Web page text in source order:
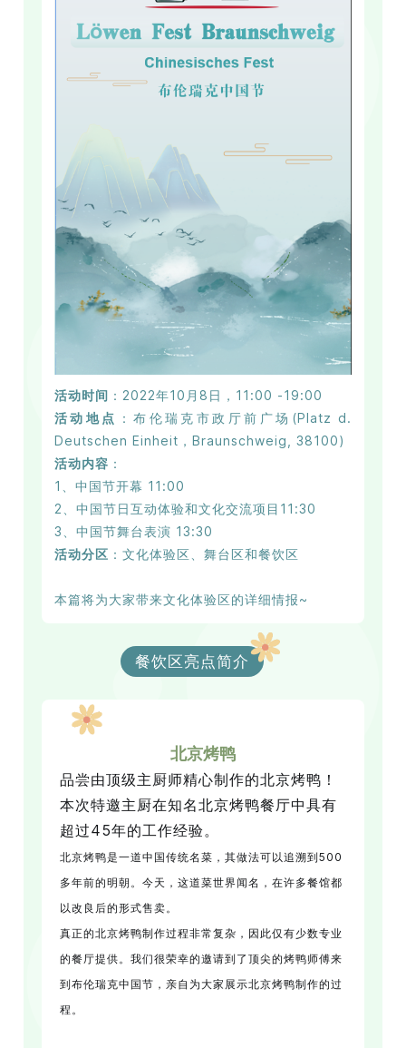
活动时间 ：2022年10月8日，11:00 -19:00
活动地点 ：布伦瑞克市政厅前广场(Platz d.
Deutschen Einheit，Braunschweig, 38100)
活动内容 ：
1、中国节开幕 11:00
2、中国节日互动体验和文化交流项目11:30
3、中国节舞台表演 13:30
活动分区 ：文化体验区、舞台区和餐饮区
本篇将为大家带来文化体验区的详细情报~
餐饮区亮点简介
北京烤鸭
品尝由顶级主厨师精心制作的北京烤鸭！
本次特邀主厨在知名北京烤鸭餐厅中具有
超过45年的工作经验。
北京烤鸭是一道中国传统名菜，其做法可以追溯到500
多年前的明朝。今天，这道菜世界闻名，在许多餐馆都
以改良后的形式售卖。
真正的北京烤鸭制作过程非常复杂，因此仅有少数专业
的餐厅提供。我们很荣幸的邀请到了顶尖的烤鸭师傅来
到布伦瑞克中国节，亲自为大家展示北京烤鸭制作的过
程。